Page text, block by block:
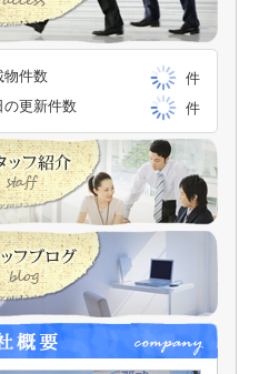
物件数
件
の更新件数
件